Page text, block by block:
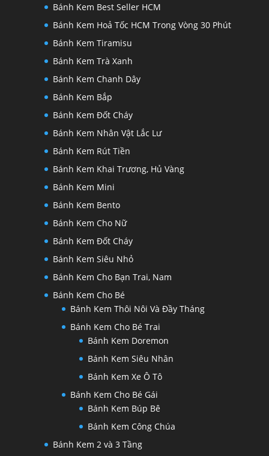
Bánh Kem Best Seller HCM
Bánh Kem Hoả Tốc HCM Trong Vòng 30 Phút
Bánh Kem Tiramisu
Bánh Kem Trà Xanh
Bánh Kem Chanh Dây
Bánh Kem Bắp
Bánh Kem Đốt Cháy
Bánh Kem Nhân Vật Lắc Lư
Bánh Kem Rút Tiền
Bánh Kem Khai Trương, Hủ Vàng
Bánh Kem Mini
Bánh Kem Bento
Bánh Kem Cho Nữ
Bánh Kem Đốt Cháy
Bánh Kem Siêu Nhỏ
Bánh Kem Cho Bạn Trai, Nam
Bánh Kem Cho Bé
Bánh Kem Thôi Nôi Và Đầy Tháng
Bánh Kem Cho Bé Trai
Bánh Kem Doremon
Bánh Kem Siêu Nhân
Bánh Kem Xe Ô Tô
Bánh Kem Cho Bé Gái
Bánh Kem Búp Bê
Bánh Kem Công Chúa
Bánh Kem 2 và 3 Tầng